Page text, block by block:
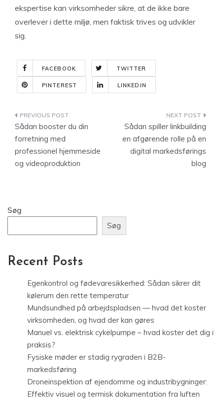
ekspertise kan virksomheder sikre, at de ikke bare
overlever i dette miljø, men faktisk trives og udvikler
sig.
FACEBOOK TWITTER
PINTEREST LINKEDIN
Indlægsnavigation
Sådan booster du din
forretning med
professionel hjemmeside
og videoproduktion
Sådan spiller linkbuilding
en afgørende rolle på en
digital markedsførings
blog
Søg
Søg
Recent Posts
Egenkontrol og fødevaresikkerhed: Sådan sikrer dit
kølerum den rette temperatur
Mundsundhed på arbejdspladsen — hvad det koster
virksomheden, og hvad der kan gøres
Manuel vs. elektrisk cykelpumpe – hvad koster det dig i
praksis?
Fysiske møder er stadig rygraden i B2B-
markedsføring
Droneinspektion af ejendomme og industribygninger:
Effektiv visuel og termisk dokumentation fra luften